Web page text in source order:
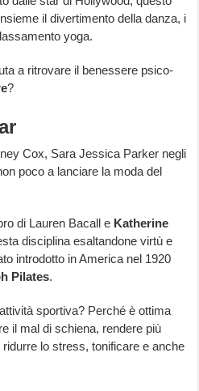
il divertimento della danza, i
yoga.
a ritrovare il benessere psico-
?
Cox, Sara Jessica Parker negli
poco a lanciare la moda del
di Lauren Bacall e Katherine
disciplina esaltandone virtù e
introdotto in America nel 1920
Pilates.
sportiva? Perché è ottima
il mal di schiena, rendere più
lo stress, tonificare e anche